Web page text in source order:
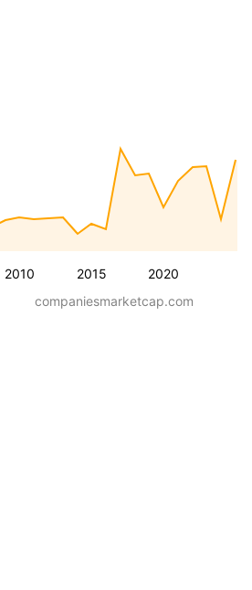
2010 2015 2020
companiesmarketcap.com